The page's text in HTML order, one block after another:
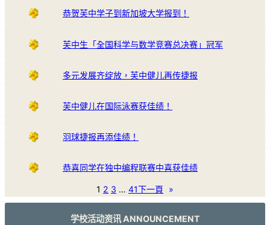
恭贺芙中学子到新加坡大学报到！
芙中生「全国科学与数学竞赛总决赛」冠军
多元发展齐绽放，芙中健儿再传捷报
芙中健儿在国际泳赛获佳绩！
羽球捷报再添佳绩！
恭喜同学在独中编程联赛中喜获佳绩
1 2 3 … 41下一頁 »
学校活动资讯 ANNOUNCEMENT